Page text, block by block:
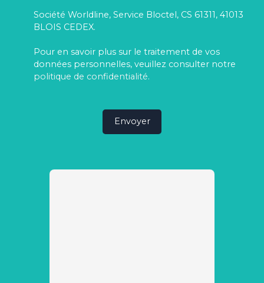
Société Worldline, Service Bloctel, CS 61311, 41013
BLOIS CEDEX.
Pour en savoir plus sur le traitement de vos
données personnelles, veuillez consulter notre
politique de confidentialité.
Envoyer